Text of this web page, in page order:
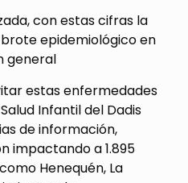
con estas cifras la
epidemiológico en
general
estas enfermedades
Infantil del Dadis
de información,
impactando a 1.895
Henequén, La